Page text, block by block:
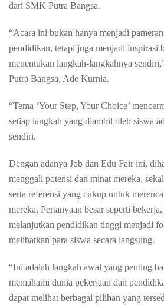
dari SMK Putra Bangsa.
“Acara ini bukan hanya menjadi
pendidikan, tetapi juga menjadi inspirasi
menentukan langkah-langkahnya
Putra Bangsa, Ade Kurnia.
“Tema ‘Your Step, Your Choice’
setiap langkah yang diambil oleh siswa
sendiri.
Dengan adanya Job dan Edu Fair ini,
menggali potensi dan minat mereka,
serta referensi yang cukup untuk
mereka. Pertanyaan besar seperti
melanjutkan pendidikan tinggi menjadi
melibatkan para siswa secara langsung.
“Ini adalah langkah awal yang penting
memahami dunia pekerjaan dan
dapat melihat berbagai pilihan yang